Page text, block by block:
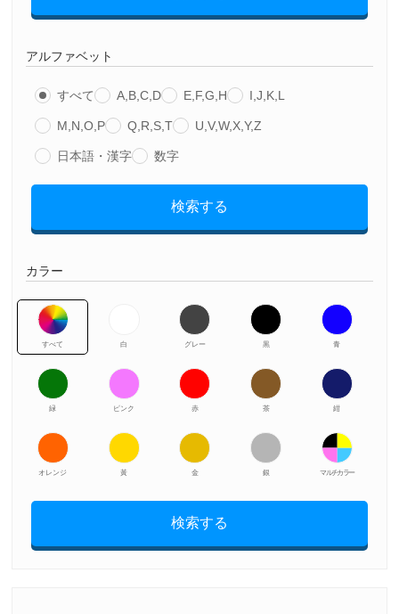
アルファベット
すべて A,B,C,D E,F,G,H I,J,K,L
M,N,O,P Q,R,S,T U,V,W,X,Y,Z
日本語・漢字 数字
検索する
カラー
すべて 白 グレー 黒 青
緑 ピンク 赤 茶 紺
オレンジ 黃 金 銀 マルチカラー
検索する